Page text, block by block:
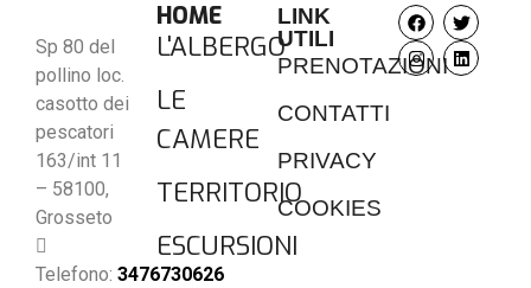
Sp 80 del
pollino loc.
casotto dei
pescatori
163/int 11
– 58100,
Grosseto
Telefono: 3476730626
HOME
L'ALBERGO
LE
CAMERE
TERRITORIO
ESCURSIONI
LINK
UTILI
PRENOTAZIONI
CONTATTI
PRIVACY
COOKIES